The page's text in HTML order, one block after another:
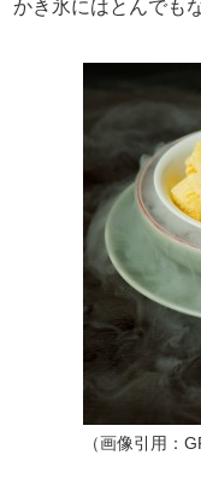
かき氷にはとんでも
（画像引用：